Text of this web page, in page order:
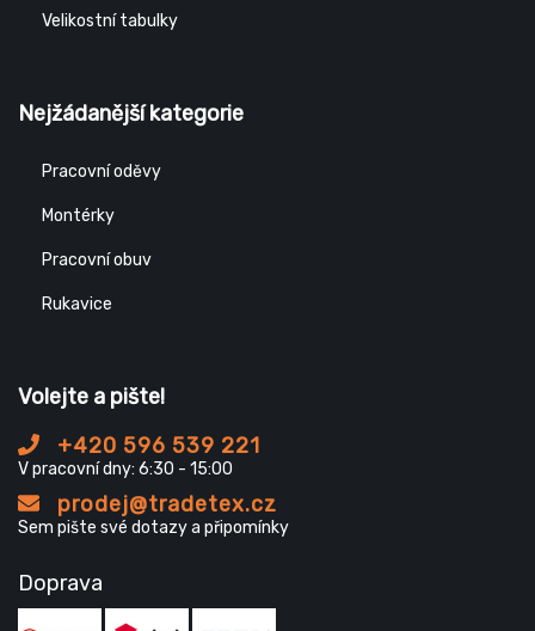
Velikostní tabulky
Nejžádanější kategorie
Pracovní oděvy
Montérky
Pracovní obuv
Rukavice
Volejte a pište!
+420 596 539 221
V pracovní dny: 6:30 - 15:00
prodej@tradetex.cz
Sem pište své dotazy a připomínky
Doprava